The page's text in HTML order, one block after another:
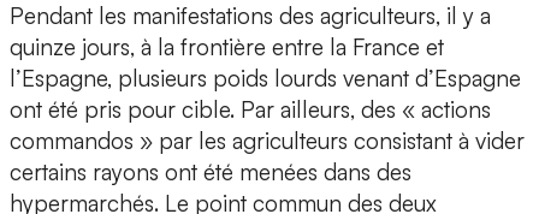
Pendant les manifestations des agriculteurs, il y a
quinze jours, à la frontière entre la France et
l’Espagne, plusieurs poids lourds venant d’Espagne
ont été pris pour cible. Par ailleurs, des « actions
commandos » par les agriculteurs consistant à vider
certains rayons ont été menées dans des
hypermarchés. Le point commun des deux